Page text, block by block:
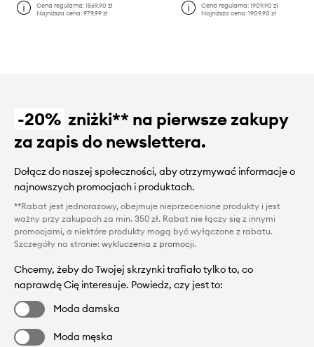
Cena regularna:1569,90 zł
Najniższa cena:979,99 zł
Cena regularna: 1909,90 zł
Najniższa cena: 1909,90 zł
-20% zniżki** na pierwsze zakupy
za zapis do newslettera.
Dołącz do naszej społeczności, aby otrzymywać informacje o
najnowszych promocjach i produktach.
**Rabat jest jednorazowy, obejmuje nieprzecenione produkty i jest
ważny przy zakupach za min. 350 zł. Rabat nie łączy się z innymi
promocjami, a niektóre produkty mogą być wyłączone z rabatu.
Szczegóły na stronie: wykluczenia z promocji.
Chcemy, żeby do Twojej skrzynki trafiało tylko to, co
naprawdę Cię interesuje. Powiedz, czy jest to:
Moda damska
Moda męska